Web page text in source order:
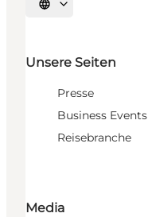
Sprache auswählen
Unsere Seiten
Presse
Business Events
Reisebranche
Media